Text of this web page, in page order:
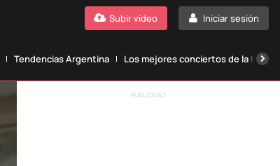
Iniciar sesión
Subir vídeo
Tendencias Argentina Los mejores conciertos de la
PUBLICIDAD